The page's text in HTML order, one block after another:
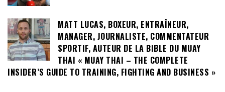
MATT LUCAS, BOXEUR, ENTRAÎNEUR,
MANAGER, JOURNALISTE, COMMENTATEUR
SPORTIF, AUTEUR DE LA BIBLE DU MUAY
THAI « MUAY THAI – THE COMPLETE
INSIDER’S GUIDE TO TRAINING, FIGHTING AND BUSINESS »